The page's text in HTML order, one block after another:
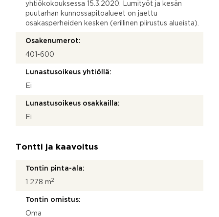
yhtiökokouksessa 15.3.2020. Lumityöt ja kesän
puutarhan kunnossapitoalueet on jaettu
osakasperheiden kesken (erillinen piirustus alueista).
Osakenumerot:
401-600
Lunastusoikeus yhtiöllä:
Ei
Lunastusoikeus osakkailla:
Ei
Tontti ja kaavoitus
Tontin pinta-ala:
1 278 m2
Tontin omistus:
Oma